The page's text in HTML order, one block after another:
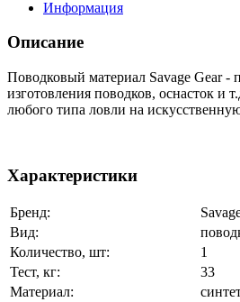
Информация
Описание
Поводковый материал Savage Gear -
изготовления поводков, оснасток и
любого типа ловли на
Характеристики
Бренд:
Вид:
Количество, шт:
1
Тест, кг:
33
Материал: